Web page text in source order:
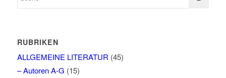
RUBRIKEN
ALLGEMEINE LITERATUR (45)
– Autoren A-G (15)